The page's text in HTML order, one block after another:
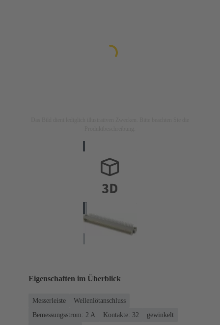
Eigenschaften im Überblick
Messerleiste
Wellenlötanschluss
Bemessungsstrom: ‌2 A
Kontakte: 32
gewinkelt